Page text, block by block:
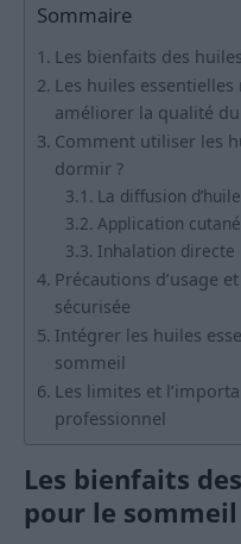
Sommaire
Les bienfaits des
Les huiles
améliorer la qualité
Comment utiliser les
dormir ?
La diffusion
Application
Inhalation directe
Précautions d’usage
sécurisée
Intégrer les huiles
sommeil
Les limites et
professionnel
Les bienfaits
pour le sommeil